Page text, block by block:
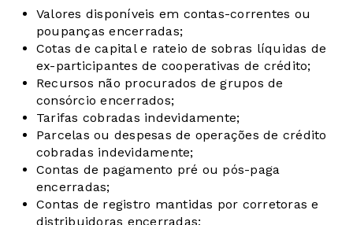
Valores disponíveis em contas-correntes ou
poupanças encerradas;
Cotas de capital e rateio de sobras líquidas de
ex-participantes de cooperativas de crédito;
Recursos não procurados de grupos de
consórcio encerrados;
Tarifas cobradas indevidamente;
Parcelas ou despesas de operações de crédito
cobradas indevidamente;
Contas de pagamento pré ou pós-paga
encerradas;
Contas de registro mantidas por corretoras e
distribuidoras encerradas;